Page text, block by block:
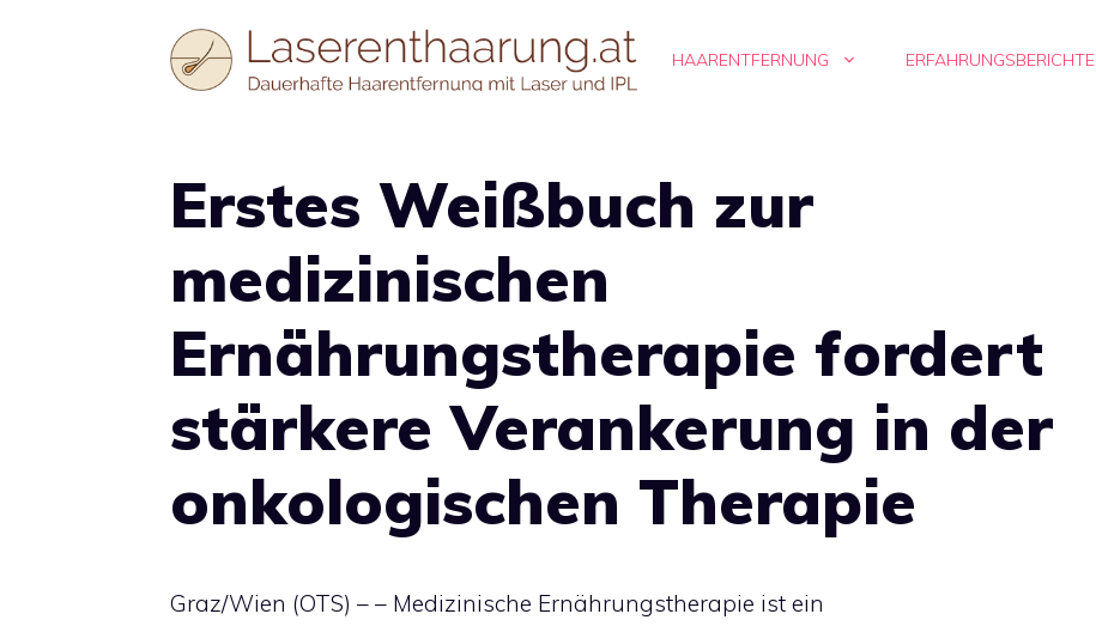
HAARENTFERNUNG ERFAHRUNGSBERICHTE
Erstes Weißbuch zur
medizinischen
Ernährungstherapie fordert
stärkere Verankerung in der
onkologischen Therapie
Graz/Wien (OTS) – – Medizinische Ernährungstherapie ist ein